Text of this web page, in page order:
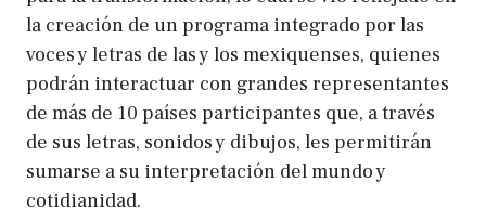
la creación de un programa integrado por las
voces y letras de las y los mexiquenses, quienes
podrán interactuar con grandes representantes
de más de 10 países participantes que, a través
de sus letras, sonidos y dibujos, les permitirán
sumarse a su interpretación del mundo y
cotidianidad.